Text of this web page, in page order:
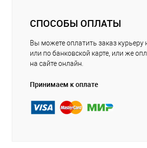
СПОСОБЫ ОПЛАТЫ
Вы можете оплатить заказ
или по банковской карте, или же
на сайте онлайн.
Принимаем к оплате